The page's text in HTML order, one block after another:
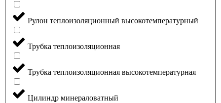
Рулон теплоизоляционный высокотемпературный
Трубка теплоизоляционная
Трубка теплоизоляционная высокотемпературная
Цилиндр минераловатный